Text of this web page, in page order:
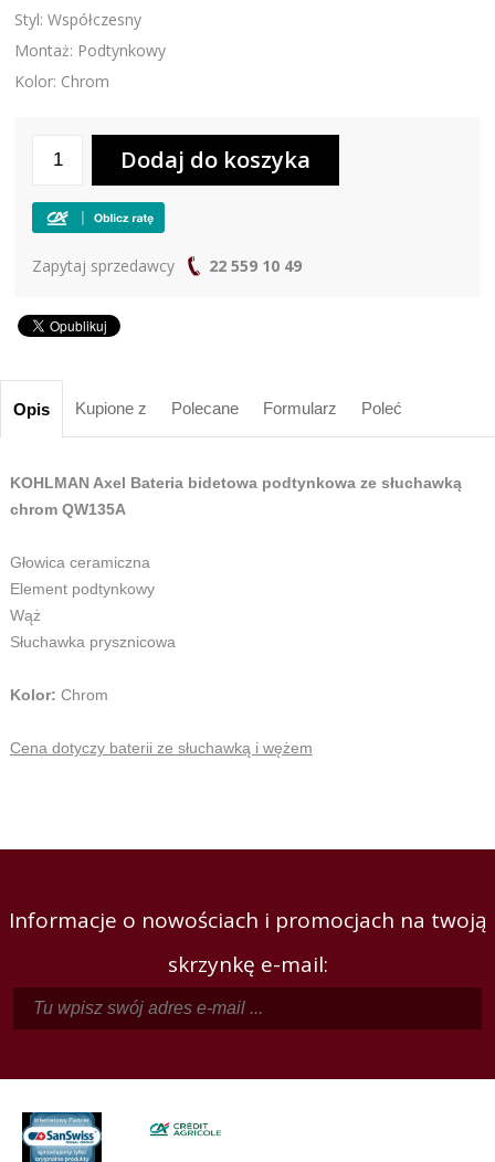
Styl: Współczesny
Montaż: Podtynkowy
Kolor: Chrom
Zapytaj sprzedawcy 22 559 10 49
Opis Kupione z Polecane Formularz Poleć
KOHLMAN Axel Bateria bidetowa podtynkowa ze słuchawką
chrom QW135A
Głowica ceramiczna
Element podtynkowy
Wąż
Słuchawka prysznicowa
Kolor: Chrom
Cena dotyczy baterii ze słuchawką i wężem
Informacje o nowościach i promocjach na twoją
skrzynkę e-mail: